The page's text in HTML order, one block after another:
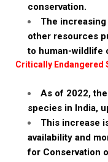
conservation.
The
other resources
to human-wildlife
Critically Endangered
As of 2022,
species in India,
This increase
availability and
for Conservation